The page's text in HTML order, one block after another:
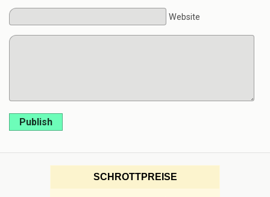
Website
Publish
SCHROTTPREISE